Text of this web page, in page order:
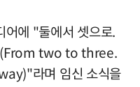
어에 "둘에서 셋으로.
(From two to three.
라며 임신 소식을